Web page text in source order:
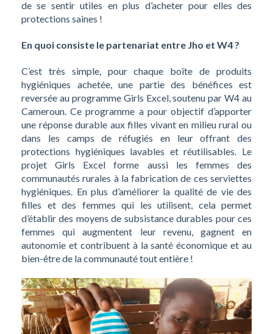
de se sentir utiles en plus d’acheter pour elles des
protections saines !
En quoi consiste le partenariat entre Jho et W4 ?
C’est très simple, pour chaque boîte de produits
hygiéniques achetée, une partie des bénéfices est
reversée au programme Girls Excel, soutenu par W4 au
Cameroun.Ce programme a pour objectif d’apporter
une réponse durable aux filles vivant en milieu rural ou
dans les camps de réfugiés en leur offrant des
protections hygiéniques lavables et réutilisables. Le
projet Girls Excel forme aussi les femmes des
communautés rurales à la fabrication de ces serviettes
hygiéniques. En plus d’améliorer la qualité de vie des
filles et des femmes qui les utilisent, cela permet
d’établir des moyens de subsistance durables pour ces
femmes qui augmentent leur revenu, gagnent en
autonomie et contribuent à la santé économique et au
bien-être de la communauté tout entière !